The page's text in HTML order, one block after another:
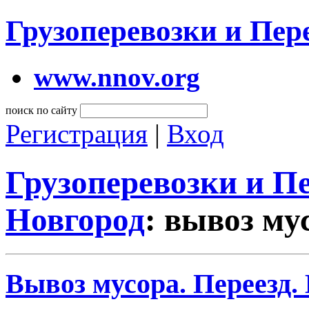
Грузоперевозки и
www.nnov.org
поиск по сайту
Регистрация | Вход
Грузоперевозки и
Новгород: вывоз
Вывоз мусора.